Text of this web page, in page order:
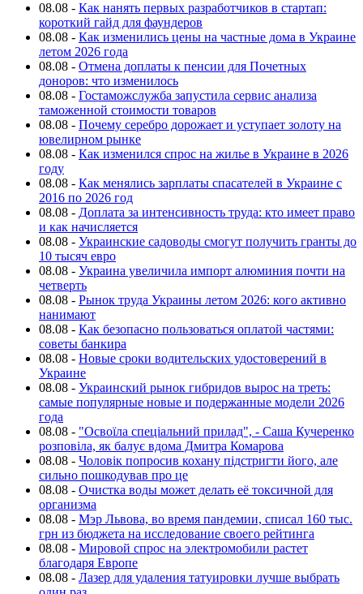
08.08 - Как нанять первых разработчиков в стартап:
короткий гайд для фаундеров
08.08 - Как изменились цены на частные дома в Украине
летом 2026 года
08.08 - Отмена доплаты к пенсии для Почетных
доноров: что изменилось
08.08 - Гостаможслужба запустила сервис анализа
таможенной стоимости товаров
08.08 - Почему серебро дорожает и уступает золоту на
ювелирном рынке
08.08 - Как изменился спрос на жилье в Украине в 2026
году
08.08 - Как менялись зарплаты спасателей в Украине с
2016 по 2026 год
08.08 - Доплата за интенсивность труда: кто имеет право
и как начисляется
08.08 - Украинские садоводы смогут получить гранты до
10 тысяч евро
08.08 - Украина увеличила импорт алюминия почти на
четверть
08.08 - Рынок труда Украины летом 2026: кого активно
нанимают
08.08 - Как безопасно пользоваться оплатой частями:
советы банкира
08.08 - Новые сроки водительских удостоверений в
Украине
08.08 - Украинский рынок гибридов вырос на треть:
самые популярные новые и подержанные модели 2026
года
08.08 - "Освоїла спеціальний прилад", - Саша Кучеренко
розповіла, як балує вдома Дмитра Комарова
08.08 - Чоловік попросив кохану підстригти його, але
сильно пошкодував про це
08.08 - Очистка воды может делать её токсичной для
организма
08.08 - Мэр Львова, во время пандемии, списал 160 тыс.
грн из бюджета на исследование своего рейтинга
08.08 - Мировой спрос на электромобили растет
благодаря Европе
08.08 - Лазер для удаления татуировки лучше выбрать